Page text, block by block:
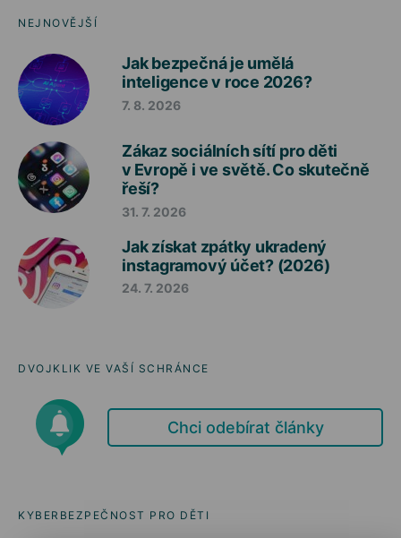
NEJNOVĚJŠÍ
Jak bezpečná je umělá
inteligence v roce 2026?
7. 8. 2026
Zákaz sociálních sítí pro děti
v Evropě i ve světě. Co skutečně
řeší?
31. 7. 2026
Jak získat zpátky ukradený
instagramový účet? (2026)
24. 7. 2026
DVOJKLIK VE VAŠÍ SCHRÁNCE
Chci odebírat články
KYBERBEZPEČNOST PRO DĚTI